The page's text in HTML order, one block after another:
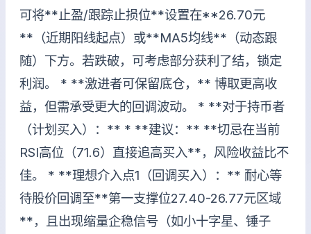
可将**止盈/跟踪止损位**设置在**26.70元
**（近期阳线起点）或**MA5均线**（动态跟
随）下方。若跌破，可考虑部分获利了结，锁定
利润。 * **激进者可保留底仓，** 博取更高收
益，但需承受更大的回调波动。 * **对于持币者
（计划买入）：** * **建议：** **切忌在当前
RSI高位（71.6）直接追高买入**，风险收益比不
佳。 * **理想介入点1（回调买入）：** 耐心等
待股价回调至**第一支撑位27.40-26.77元区域
**，且出现缩量企稳信号（如小十字星、锤子